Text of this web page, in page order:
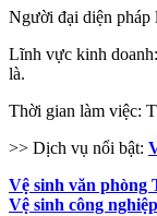
Người đại diện pháp
Lĩnh vực kinh
là.
Thời gian làm việc:
>> Dịch vụ nổi bật:
Vệ sinh văn phòng
Vệ sinh công